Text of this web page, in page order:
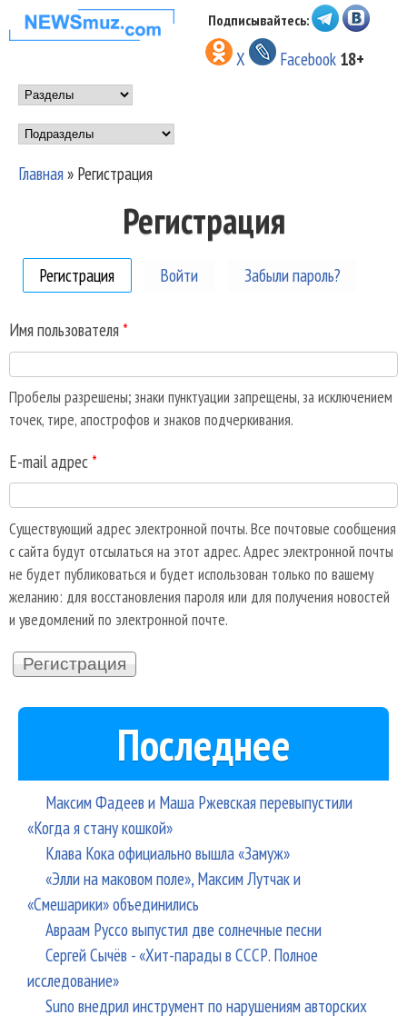
Перейти к основному
содержанию
НОВОСТИ
МУЗЫКИ И
ШОУ БИЗНЕСА
NEWSMUZ.COM
Подписывайтесь:
X Facebook 18+
Main menu
Подразделы
Главная» Регистрация
Регистрация
Регистрация (активная вкладка)
Войти Забыли пароль?
Имя пользователя *
Пробелы разрешены; знаки пунктуации запрещены, за исключением
точек, тире, апострофов и знаков подчеркивания.
E-mail адрес *
Существующий адрес электронной почты. Все почтовые сообщения
с сайта будут отсылаться на этот адрес. Адрес электронной почты
не будет публиковаться и будет использован только по вашему
желанию: для восстановления пароля или для получения новостей
и уведомлений по электронной почте.
Последнее
Максим Фадеев и Маша Ржевская перевыпустили
«Когда я стану кошкой»
Клава Кока официально вышла «Замуж»
«Элли на маковом поле», Максим Лутчак и
«Смешарики» объединились
Авраам Руссо выпустил две солнечные песни
Сергей Сычёв - «Хит-парады в СССР. Полное
исследование»
Suno внедрил инструмент по нарушениям авторских